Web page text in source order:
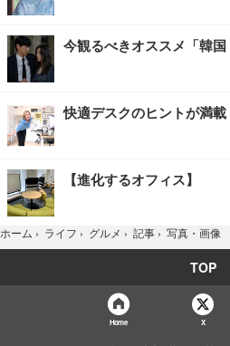
今観るべきオススメ「韓国
快適デスクのヒントが満
【進化するオフィス】
ホーム › ライフ › グルメ › 記事 › 写真・画像
TOP
Home X